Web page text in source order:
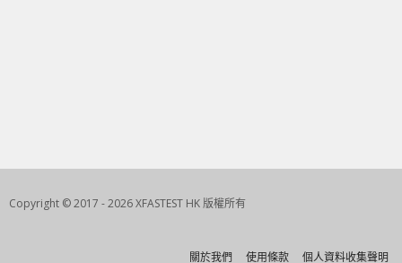
Copyright © 2017 - 2026 XFASTEST HK 版權所有
關於我們 使用條款 個人資料收集聲明